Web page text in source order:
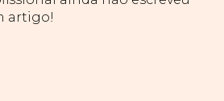
artigo!